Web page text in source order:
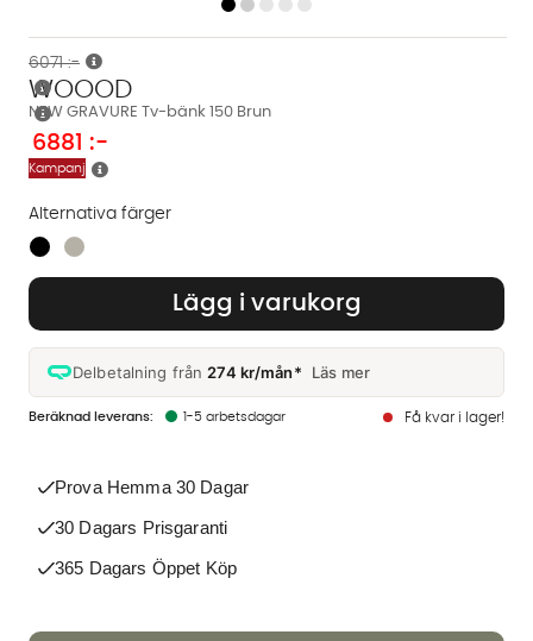
NEW GRAVURE Tv-bänk 150 Brun
WOOOD
6881 :-
6071 :-
Kampanj
Lägg i varukorg
Delbetalning från 274 kr/mån* Läs mer
1-5 arbetsdagar Få kvar i lager!
Alternativa färger
Finns även i dessa färger:
Prova Hemma 30 Dagar
30 Dagars Prisgaranti
365 Dagars Öppet Köp